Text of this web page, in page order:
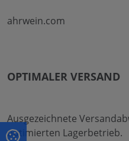
ahrwein.com
OPTIMALER VERSAND
Ausgezeichnete
optimierten Lagerbetrieb.